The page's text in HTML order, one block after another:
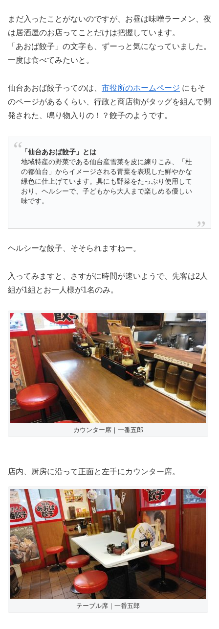
まだ入ったことがないのですが、お昼は味噌ラーメン、夜
は居酒屋のお店ってことだけは把握しています。
「あおば餃子」の文字も、ずーっと気になっていました。
一度は食べてみたいと。
仙台あおば餃子ってのは、 市役所のホームページ にもそ
のページがあるくらい、行政と商店街がタッグを組んで開
発された、鳴り物入りの！？餃子のようです。
「仙台あおば餃子」とは
地域特産の野菜である仙台産雪菜を皮に練りこみ、「杜
の都仙台」からイメージされる青葉を表現した鮮やかな
緑色に仕上げています。具にも野菜をたっぷり使用して
おり、ヘルシーで、子どもから大人まで楽しめる優しい
味です。
ヘルシーな餃子、そそられますねー。
入ってみますと、さすがに時間が速いようで、先客は2人
組が1組とお一人様が1名のみ。
カウンター席｜一番五郎
店内、厨房に沿って正面と左手にカウンター席。
テーブル席｜一番五郎